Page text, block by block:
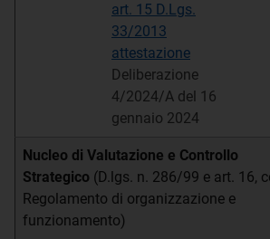
art. 15 D.Lgs.
33/2013
attestazione
Deliberazione
4/2024/A del 16
gennaio 2024
Nucleo di Valutazione e Controllo
Strategico (D.lgs. n. 286/99 e art. 16,
Regolamento di organizzazione e
funzionamento)